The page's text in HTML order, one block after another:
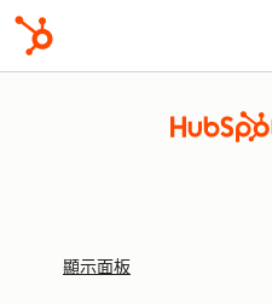
顯示面板